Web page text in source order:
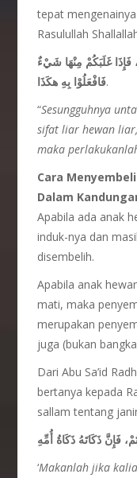
tepat
Rasulullah
فَإِذَا غَلَبَكُمْ مِنْهَا شَيْءٌ
فَافْعَلُوْا بِهِ هكَذَا.
“Sesungguhnya
sifat liar hewan
maka
Cara
Dalam
Apabila ada anak
induk-nya dan
disembelih.
Apabila anak
mati, maka
merupakan
juga (bukan
Dari Abu Sa’id
bertanya kepada
sallam tentang
فَإِنَّ ذَكَاتَهُ ذَكَاةُ أُمِّهِ
‘Makanlah jika